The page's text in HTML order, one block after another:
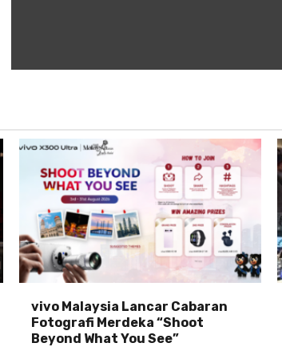
vivo Malaysia Lancar Cabaran
Fotografi Merdeka “Shoot
Beyond What You See”